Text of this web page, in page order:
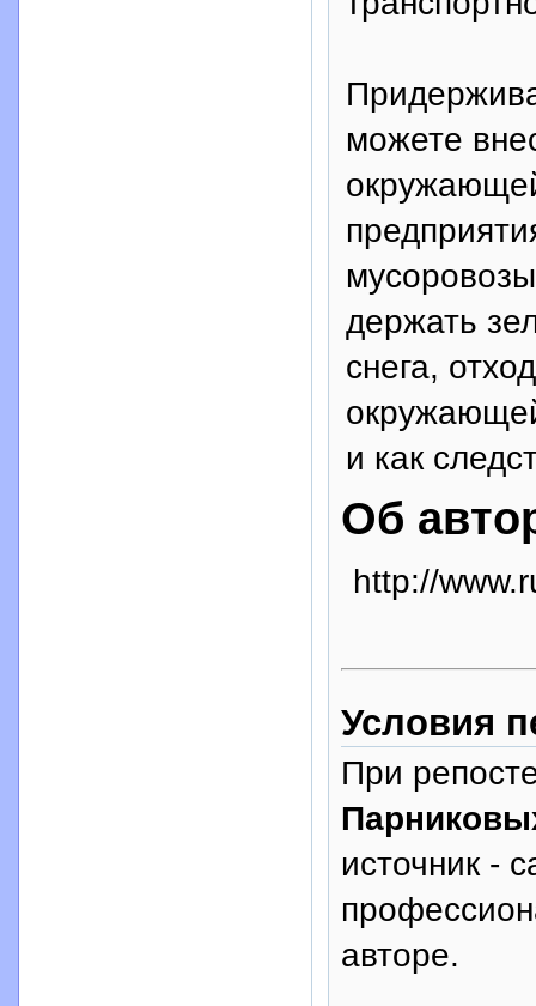
можете
держать
снега,
и как
Об
http://
Условия
При
источник -
авторе.